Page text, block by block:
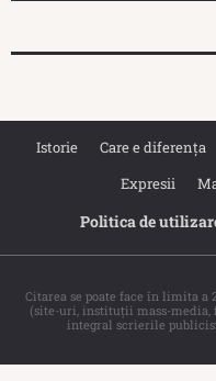
Istorie Care e diferența
Expresii
Politica de
Citarea se poate face în limita a
(site-uri, instituţii mass-media,
integral scrierile